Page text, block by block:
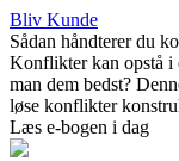
Bliv Kunde
Sådan håndterer du
Konflikter kan opstå i
man dem bedst?
løse konflikter
Læs e-bogen i dag